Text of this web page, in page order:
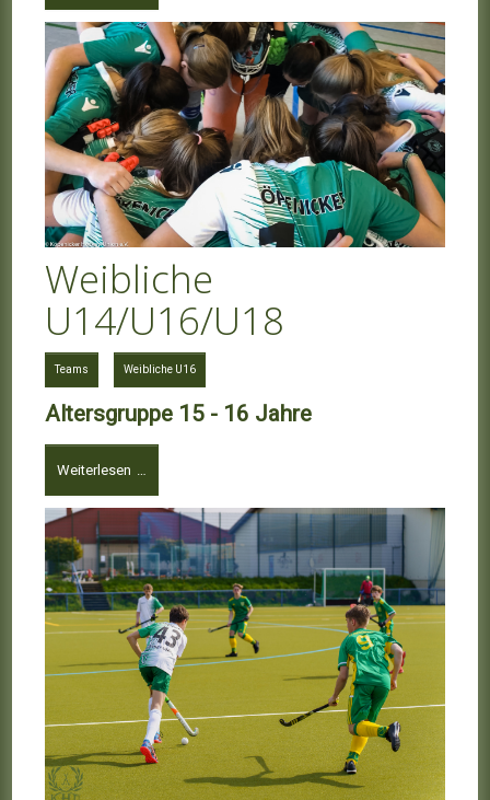
Weibliche
U14/U16/U18
Teams Weibliche U16
Altersgruppe 15 - 16 Jahre
Weiterlesen …